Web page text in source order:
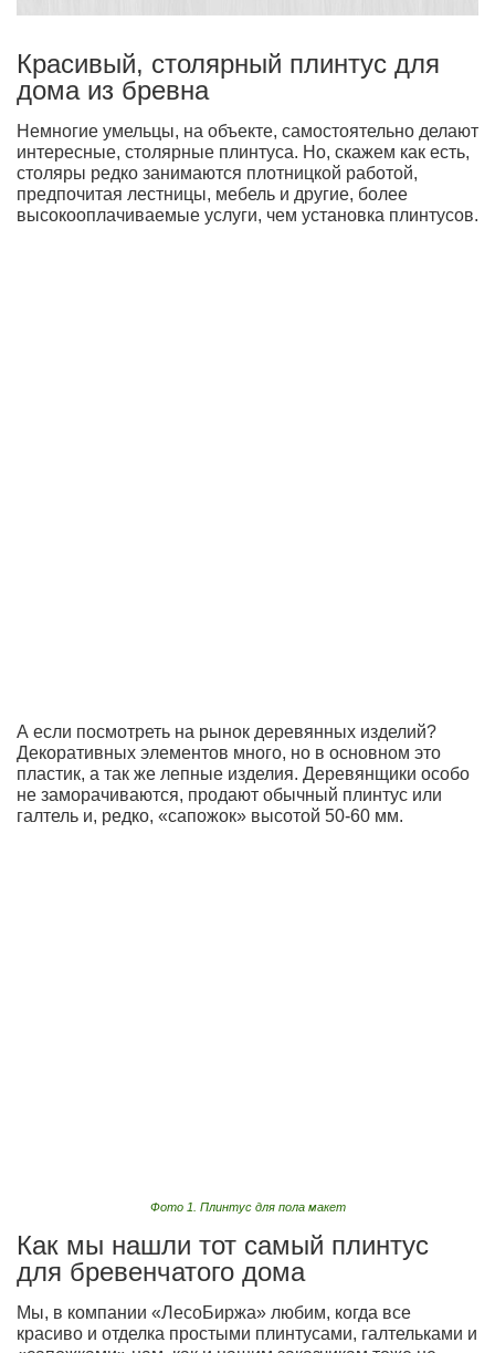
Красивый, столярный плинтус для
дома из бревна
Немногие умельцы, на объекте, самостоятельно делают
интересные, столярные плинтуса. Но, скажем как есть,
столяры редко занимаются плотницкой работой,
предпочитая лестницы, мебель и другие, более
высокооплачиваемые услуги, чем установка плинтусов.
А если посмотреть на рынок деревянных изделий?
Декоративных элементов много, но в основном это
пластик, а так же лепные изделия. Деревянщики особо
не заморачиваются, продают обычный плинтус или
галтель и, редко, «сапожок» высотой 50-60 мм.
Фото 1. Плинтус для пола макет
Как мы нашли тот самый плинтус
для бревенчатого дома
Мы, в компании «ЛесоБиржа» любим, когда все
красиво и отделка простыми плинтусами, галтельками и